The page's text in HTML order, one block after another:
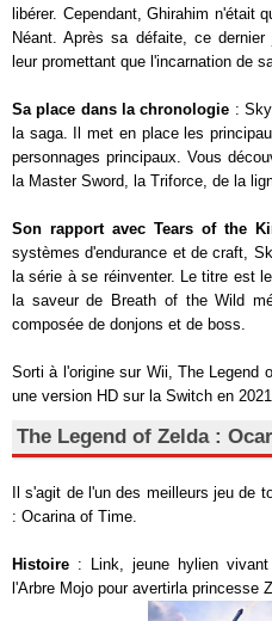
libérer. Cependant, Ghirahim n'était
Néant. Après sa défaite, ce
leur promettant que l'incarnation de
Sa place dans la chronologie :
la saga. Il met en place les
personnages principaux. Vous
la Master Sword, la Triforce, de la
Son rapport avec Tears of the
systèmes d'endurance et de craft,
la série à se réinventer. Le titre est
la saveur de Breath of the Wild
composée de donjons et de boss.
Sorti à l'origine sur Wii, The Legend
une version HD sur la Switch en
The Legend of Zelda :
Il s'agit de l'un des meilleurs jeu de
: Ocarina of Time.
Histoire : Link, jeune hylien
l'Arbre Mojo pour avertirla princesse